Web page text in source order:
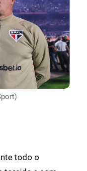
todo o